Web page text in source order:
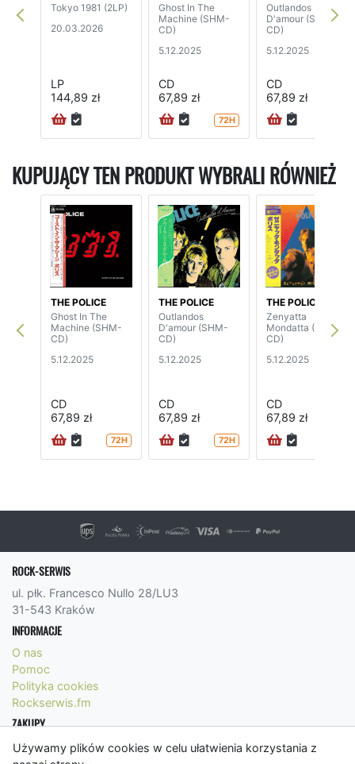
Używamy plików cookies w celu ułatwienia korzystania z
Tokyo 1981 (2LP)
20.03.2026
LP
144,89 zł
Ghost In The
Machine (SHM-
CD)
5.12.2025
CD
67,89 zł
72H
Outlandos
D'amour (SHM-
CD)
5.12.2025
CD
67,89 zł
KUPUJĄCY TEN PRODUKT WYBRALI RÓWNIEŻ
THE POLICE
Ghost In The
Machine (SHM-
CD)
5.12.2025
CD
67,89 zł
72H
THE POLICE
Outlandos
D'amour (SHM-
CD)
5.12.2025
CD
67,89 zł
72H
THE POLICE
Zenyatta
Mondatta (SHM-
CD)
5.12.2025
CD
67,89 zł
ROCK-SERWIS
ul. płk. Francesco Nullo 28/LU3
31-543 Kraków
INFORMACJE
O nas
Pomoc
Polityka cookies
Rockserwis.fm
ZAKUPY
Formy płatności